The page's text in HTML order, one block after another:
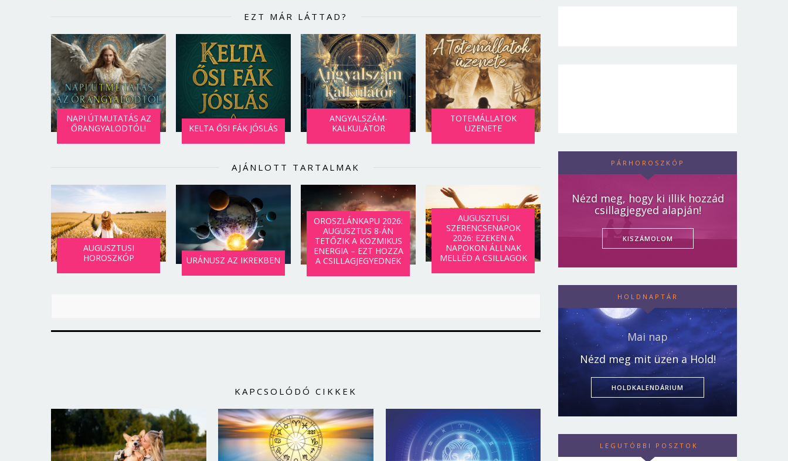
EZT MÁR LÁTTAD?
NAPI ÚTMUTATÁS AZ
ŐRANGYALODTÓL!
KELTA ŐSI FÁK JÓSLÁS
ANGYALSZÁM-
KALKULÁTOR
TOTEMÁLLATOK
ÜZENETE
AJÁNLOTT TARTALMAK
AUGUSZTUSI
HOROSZKÓP
URÁNUSZ AZ IKREKBEN
OROSZLÁNKAPU 2026:
AUGUSZTUS 8-ÁN
TETŐZIK A KOZMIKUS
ENERGIA – EZT HOZZA
A CSILLAGJEGYEDNEK
AUGUSZTUSI
SZERENCSENAPOK
2026: EZEKEN A
NAPOKON ÁLLNAK
MELLÉD A CSILLAGOK
KAPCSOLÓDÓ CIKKEK
PÁRHOROSZKÓP
Nézd meg, hogy ki illik hozzád
csillagjegyed alapján!
KISZÁMOLOM
HOLDNAPTÁR
Mai nap
Nézd meg mit üzen a Hold!
HOLDKALENDÁRIUM
LEGUTÓBBI POSZTOK